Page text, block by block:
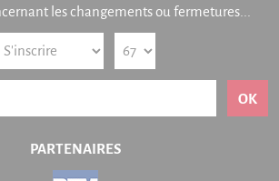
les changements ou fermetures...
OK
PARTENAIRES